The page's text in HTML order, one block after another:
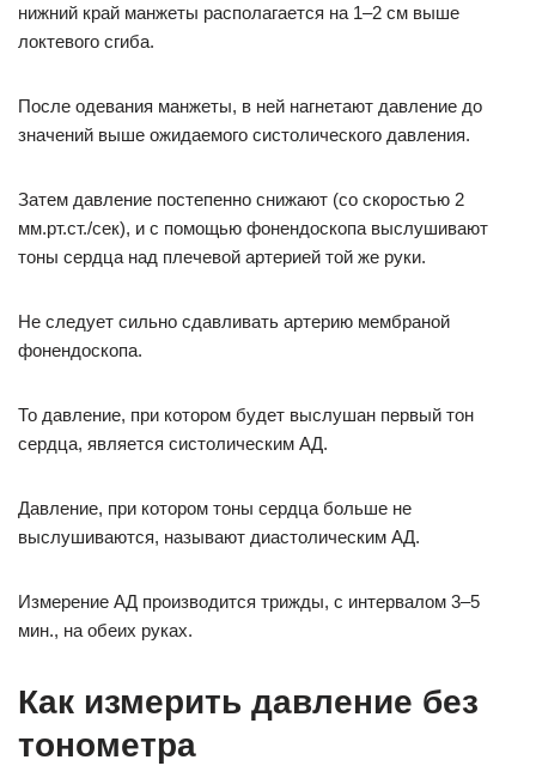
нижний край манжеты располагается на 1–2 см выше
локтевого сгиба.
После одевания манжеты, в ней нагнетают давление до
значений выше ожидаемого систолического давления.
Затем давление постепенно снижают (со скоростью 2
мм.рт.ст./сек), и с помощью фонендоскопа выслушивают
тоны сердца над плечевой артерией той же руки.
Не следует сильно сдавливать артерию мембраной
фонендоскопа.
То давление, при котором будет выслушан первый тон
сердца, является систолическим АД.
Давление, при котором тоны сердца больше не
выслушиваются, называют диастолическим АД.
Измерение АД производится трижды, с интервалом 3–5
мин., на обеих руках.
Как измерить давление без
тонометра